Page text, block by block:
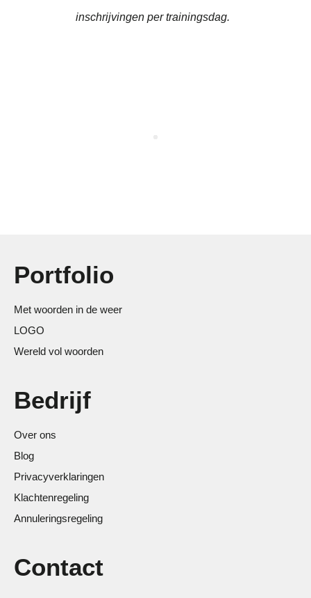
inschrijvingen per trainingsdag.
Portfolio
Met woorden in de weer
LOGO
Wereld vol woorden
Bedrijf
Over ons
Blog
Privacyverklaringen
Klachtenregeling
Annuleringsregeling
Contact